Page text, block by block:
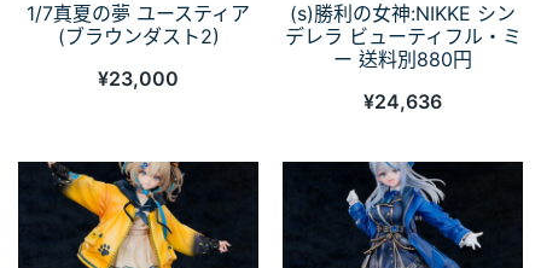
1/7真夏の夢 ユースティア
(ブラウンダスト2)
¥23,000
(s)勝利の女神:NIKKE シン
デレラ ビューティフル・ミ
ー 送料別880円
¥24,636